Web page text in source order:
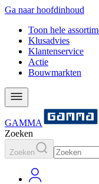
Ga naar hoofdinhoud
Toon hele
Klusadvies
Klantenservice
Actie
Bouwmarkten
GAMMA
Zoeken
Zoeken